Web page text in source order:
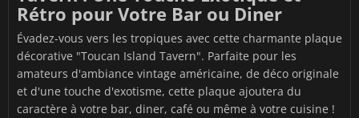
Rétro pour Votre Bar ou Diner
Évadez-vous vers les tropiques avec cette charmante plaque
décorative "Toucan Island Tavern". Parfaite pour les
amateurs d'ambiance vintage américaine, de déco originale
et d'une touche d'exotisme, cette plaque ajoutera du
caractère à votre bar, diner, café ou même à votre cuisine !